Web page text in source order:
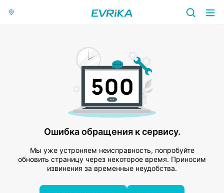
Ошибка обращения к сервису.
Мы уже устроняем неисправность, попробуйте
обновить страницу через некоторое время. Приносим
извинения за временные неудобства.